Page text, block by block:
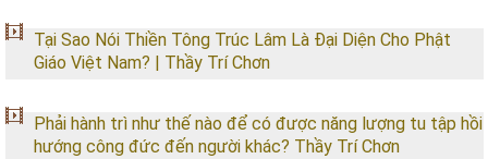
Tại Sao Nói Thiền Tông Trúc Lâm Là Đại Diện Cho Phật
Giáo Việt Nam? | Thầy Trí Chơn
Phải hành trì như thế nào để có được năng lượng tu tập hồi
hướng công đức đến người khác? Thầy Trí Chơn